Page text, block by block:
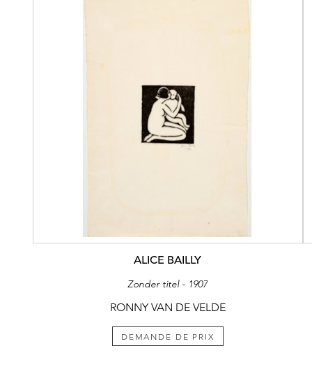
ALICE BAILLY
Zonder titel - 1907
RONNY VAN DE VELDE
DEMANDE DE PRIX